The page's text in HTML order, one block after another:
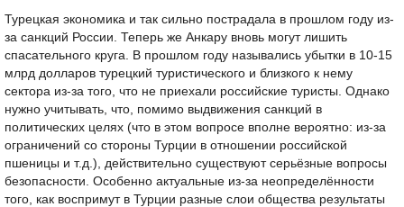
Турецкая экономика и так сильно пострадала в прошлом году из-
за санкций России. Теперь же Анкару вновь могут лишить
спасательного круга. В прошлом году назывались убытки в 10-15
млрд долларов турецкий туристического и близкого к нему
сектора из-за того, что не приехали российские туристы. Однако
нужно учитывать, что, помимо выдвижения санкций в
политических целях (что в этом вопросе вполне вероятно: из-за
ограничений со стороны Турции в отношении российской
пшеницы и т.д.), действительно существуют серьёзные вопросы
безопасности. Особенно актуальные из-за неопределённости
того, как воспримут в Турции разные слои общества результаты